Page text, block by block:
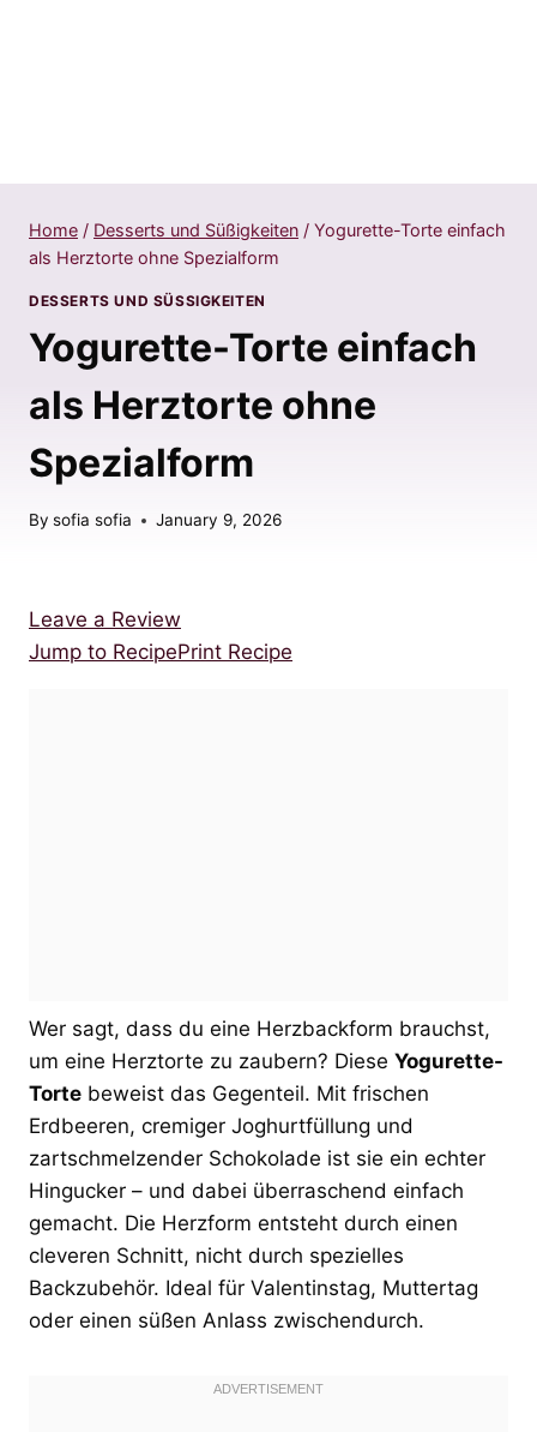
Home / Desserts und Süßigkeiten / Yogurette-Torte einfach
als Herztorte ohne Spezialform
DESSERTS UND SÜSSIGKEITEN
Yogurette-Torte einfach
als Herztorte ohne
Spezialform
By sofia sofia January 9, 2026
Jump to RecipePrint Recipe
Leave a Review
Wer sagt, dass du eine Herzbackform brauchst,
um eine Herztorte zu zaubern? Diese Yogurette-
Torte beweist das Gegenteil. Mit frischen
Erdbeeren, cremiger Joghurtfüllung und
zartschmelzender Schokolade ist sie ein echter
Hingucker – und dabei überraschend einfach
gemacht. Die Herzform entsteht durch einen
cleveren Schnitt, nicht durch spezielles
Backzubehör. Ideal für Valentinstag, Muttertag
oder einen süßen Anlass zwischendurch.